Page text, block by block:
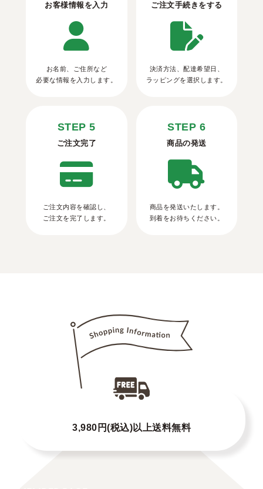
お客様情報を入力
お名前、ご住所など
必要な情報を入力します。
ご注文手続きをする
決済方法、配達希望日、
ラッピングを選択します。
STEP 5
ご注文完了
ご注文内容を確認し、
ご注文を完了します。
STEP 6
商品の発送
商品を発送いたします。
到着をお待ちください。
3,980円(税込)以上送料無料